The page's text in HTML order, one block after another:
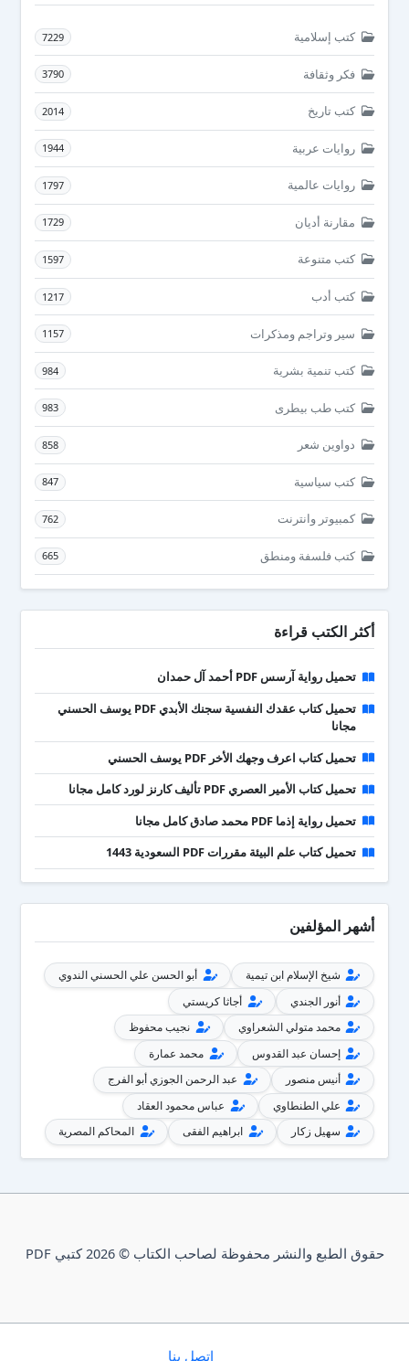
كتب إسلامية 7229
فكر وثقافة 3790
كتب تاريخ 2014
روايات عربية 1944
روايات عالمية 1797
مقارنة أديان 1729
كتب متنوعة 1597
كتب أدب 1217
سير وتراجم ومذكرات 1157
كتب تنمية بشرية 984
كتب طب بيطرى 983
دواوين شعر 858
كتب سياسية 847
كمبيوتر وانترنت 762
كتب فلسفة ومنطق 665
أكثر الكتب قراءة
تحميل رواية آرسس PDF أحمد آل حمدان
تحميل كتاب عقدك النفسية سجنك الأبدي PDF يوسف الحسني
مجانا
تحميل كتاب اعرف وجهك الأخر PDF يوسف الحسني
تحميل كتاب الأمير العصري PDF تأليف كارنز لورد كامل مجانا
تحميل رواية إذما PDF محمد صادق كامل مجانا
تحميل كتاب علم البيئة مقررات PDF السعودية 1443
أشهر المؤلفين
شيخ الإسلام ابن تيمية
أبو الحسن علي الحسني الندوي
أنور الجندي
أجاثا كريستي
محمد متولي الشعراوي
نجيب محفوظ
إحسان عبد القدوس
محمد عمارة
أنيس منصور
عبد الرحمن الجوزي أبو الفرج
علي الطنطاوي
عباس محمود العقاد
سهيل زكار
ابراهيم الفقى المحاكم المصرية
حقوق الطبع والنشر محفوظة لصاحب الكتاب © 2026 كتبي PDF
إتصل بنا